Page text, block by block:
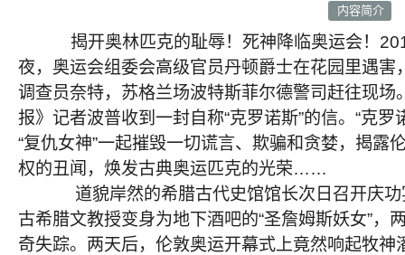
内容简介
揭开奥林匹克的耻辱！死神降临奥运会！
夜，奥运会组委会高级官员丹顿爵士在花园里遇害
调查员奈特，苏格兰场波特斯菲尔德警司赶往现场
报》记者波普收到一封自称“克罗诺斯”的信。“克罗
“复仇女神”一起摧毁一切谎言、欺骗和贪婪，揭露
权的丑闻，焕发古典奥运匹克的光荣……
道貌岸然的希腊古代史馆馆长次日召开庆功
古希腊文教授变身为地下酒吧的“圣詹姆斯妖女”，
奇失踪。两天后，伦敦奥运开幕式上竟然响起牧神